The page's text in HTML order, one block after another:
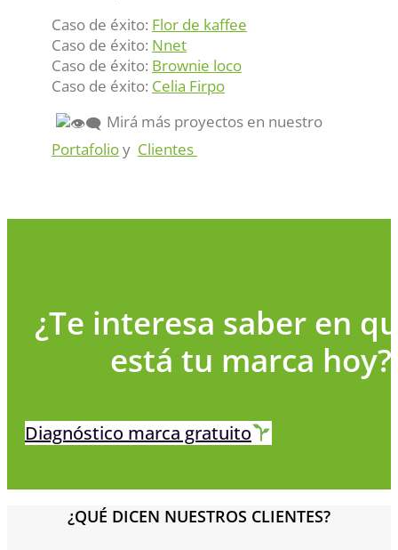
Caso de éxito: Flor de kaffee
Caso de éxito: Nnet
Caso de éxito: Brownie loco
Caso de éxito: Celia Firpo
Mirá más proyectos en nuestro
Portafolioy Clientes
¿Te interesa saber en
está tu marca
Diagnóstico marca gratuito
¿QUÉ DICEN NUESTROS CLIENTES?